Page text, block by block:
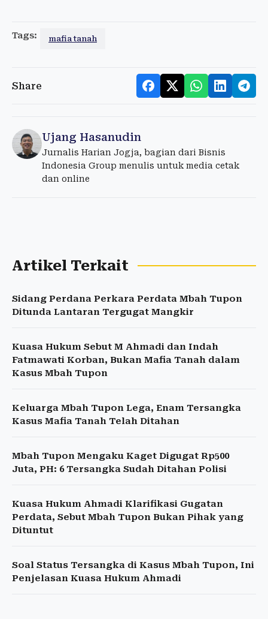
Tags: mafia tanah
Share
Ujang Hasanudin
Jurnalis Harian Jogja, bagian dari Bisnis
Indonesia Group menulis untuk media cetak
dan online
Artikel Terkait
Sidang Perdana Perkara Perdata Mbah Tupon
Ditunda Lantaran Tergugat Mangkir
Kuasa Hukum Sebut M Ahmadi dan Indah
Fatmawati Korban, Bukan Mafia Tanah dalam
Kasus Mbah Tupon
Keluarga Mbah Tupon Lega, Enam Tersangka
Kasus Mafia Tanah Telah Ditahan
Mbah Tupon Mengaku Kaget Digugat Rp500
Juta, PH: 6 Tersangka Sudah Ditahan Polisi
Kuasa Hukum Ahmadi Klarifikasi Gugatan
Perdata, Sebut Mbah Tupon Bukan Pihak yang
Dituntut
Soal Status Tersangka di Kasus Mbah Tupon, Ini
Penjelasan Kuasa Hukum Ahmadi